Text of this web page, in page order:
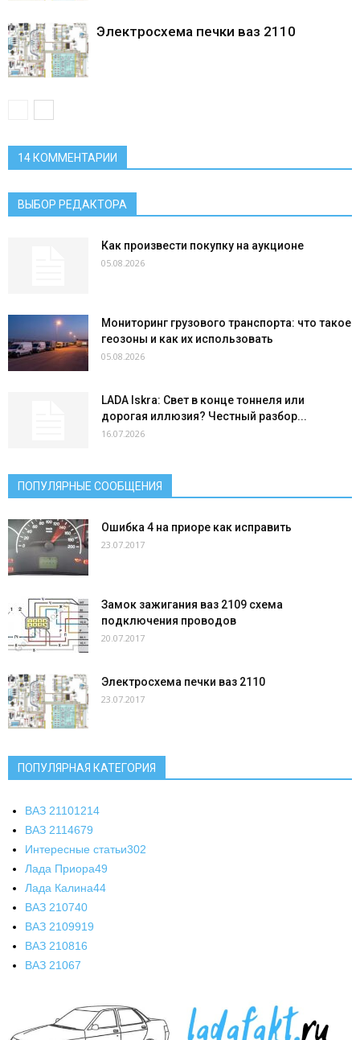
Электросхема печки ваз 2110
14 КОММЕНТАРИИ
ВЫБОР РЕДАКТОРА
Как произвести покупку на аукционе
05.08.2026
Мониторинг грузового транспорта: что такое
геозоны и как их использовать
05.08.2026
LADA Iskra: Свет в конце тоннеля или
дорогая иллюзия? Честный разбор...
16.07.2026
ПОПУЛЯРНЫЕ СООБЩЕНИЯ
Ошибка 4 на приоре как исправить
23.07.2017
Замок зажигания ваз 2109 схема
подключения проводов
20.07.2017
Электросхема печки ваз 2110
23.07.2017
ПОПУЛЯРНАЯ КАТЕГОРИЯ
ВАЗ 21101214
ВАЗ 2114679
Интересные статьи302
Лада Приора49
Лада Калина44
ВАЗ 210740
ВАЗ 2109919
ВАЗ 210816
ВАЗ 21067